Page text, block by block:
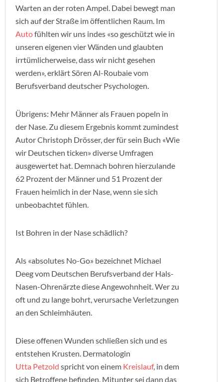
Warten an der roten Ampel. Dabei bewegt man
sich auf der Straße im öffentlichen Raum. Im
Autofühlten wir uns indes «so geschützt wie in
unseren eigenen vier Wänden und glaubten
irrtümlicherweise, dass wir nicht gesehen
werden», erklärt Sören Al-Roubaie vom
Berufsverband deutscher Psychologen.
Übrigens: Mehr Männer als Frauen popeln in
der Nase. Zu diesem Ergebnis kommt zumindest
Autor Christoph Drösser, der für sein Buch «Wie
wir Deutschen ticken» diverse Umfragen
ausgewertet hat. Demnach bohren hierzulande
62 Prozent der Männer und 51 Prozent der
Frauen heimlich in der Nase, wenn sie sich
unbeobachtet fühlen.
Ist Bohren in der Nase schädlich?
Als «absolutes No-Go» bezeichnet Michael
Deeg vom Deutschen Berufsverband der Hals-
Nasen-Ohrenärzte diese Angewohnheit. Wer zu
oft und zu lange bohrt, verursache Verletzungen
an den Schleimhäuten.
Diese offenen Wunden schließen sich und es
entstehen Krusten. Dermatologin
Utta Petzold spricht von einem Kreislauf, in dem
sich Betroffene befinden. Mitunter sei dann das